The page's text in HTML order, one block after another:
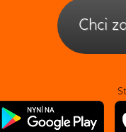
Chci